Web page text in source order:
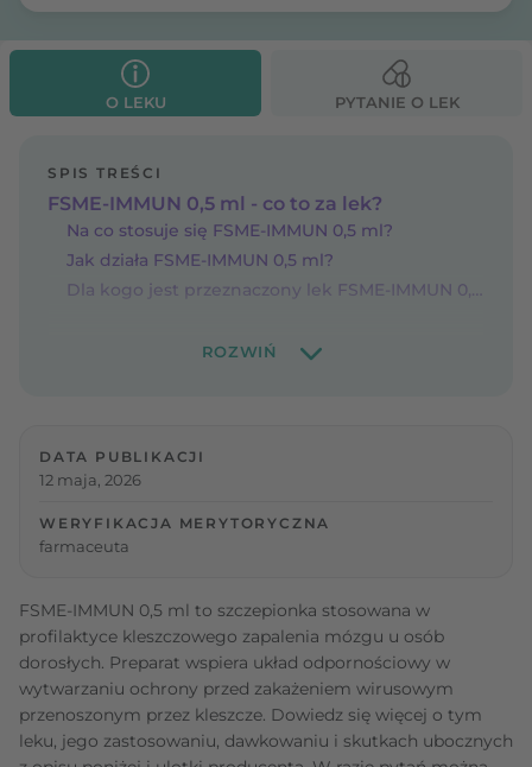
O LEKU PYTANIE O LEK
SPIS TREŚCI
FSME-IMMUN 0,5 ml - co to za lek?
Na co stosuje się FSME-IMMUN 0,5 ml?
Jak działa FSME-IMMUN 0,5 ml?
Dla kogo jest przeznaczony lek FSME-IMMUN 0,5 ml?
DATA PUBLIKACJI
12 maja, 2026
WERYFIKACJA MERYTORYCZNA
farmaceuta
FSME-IMMUN 0,5 ml to szczepionka stosowana w
profilaktyce kleszczowego zapalenia mózgu u osób
dorosłych. Preparat wspiera układ odpornościowy w
wytwarzaniu ochrony przed zakażeniem wirusowym
przenoszonym przez kleszcze. Dowiedz się więcej o tym
leku, jego zastosowaniu, dawkowaniu i skutkach ubocznych